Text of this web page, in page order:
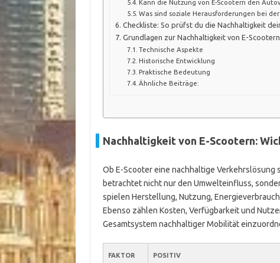
Kann die Nutzung von E-Scootern den
Was sind soziale Herausforderungen bei
Checkliste: So prüfst du die Nachhaltigkeit
Grundlagen zur Nachhaltigkeit von E-Scootern
Technische Aspekte
Historische Entwicklung
Praktische Bedeutung
Ähnliche Beiträge:
Nachhaltigkeit von E-Scootern:
Ob E-Scooter eine nachhaltige Verkehrslösung
betrachtet nicht nur den Umwelteinfluss,
spielen Herstellung, Nutzung,
Ebenso zählen Kosten, Verfügbarkeit und
Gesamtsystem nachhaltiger Mobilität
FAKTOR POSITIV